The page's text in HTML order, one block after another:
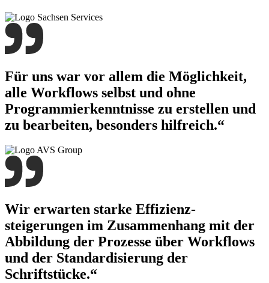
Für uns war vor allem die Möglichkeit,
alle Workflows selbst und ohne
Programmier­kenntnisse zu erstellen und
zu bearbeiten, besonders hilfreich.“
Wir erwarten starke Effizienz­
steigerungen im Zusammen­hang mit der
Abbildung der Prozesse über Workflows
und der Standardisierung der
Schriftstücke.“